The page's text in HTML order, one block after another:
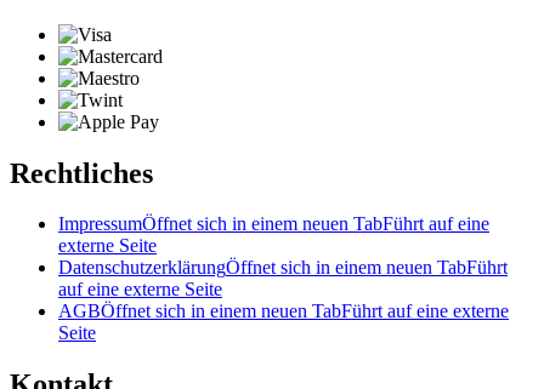
Rechtliches
ImpressumÖffnet sich in einem neuen TabFührt auf eine
externe Seite
DatenschutzerklärungÖffnet sich in einem neuen TabFührt
auf eine externe Seite
AGBÖffnet sich in einem neuen TabFührt auf eine externe
Seite